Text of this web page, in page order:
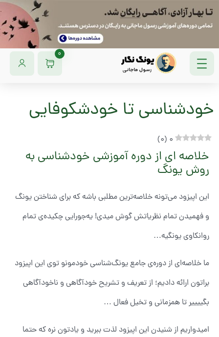
0
خودشناسی تا خودشکوفایی
0
(
0
)
خلاصه ای از دوره آموزشی خودشناسی به
روش یونگ
این اپیزود می‌تونه خلاصه‌ترین مطلبی باشه که برای شناختن یونگ
و فهمیدن تمام نظریاتش گوش میدی! یه‌جورایی چکیده‌ی تمام
روانکاوی یونگیه…
ما خلاصه‌ای از دوره‌ی جامع یونگ‌شناسی خودمونو توی این اپیزود
براتون ارائه دادیم؛ از تعریف و تشریح خودآگاهی و ناخودآگاهی
بگییییر تا همزمانی و تخیل فعال …
امیدواریم از شنیدن این اپیزود لذت ببرید ‌و یادتون نره که حتما